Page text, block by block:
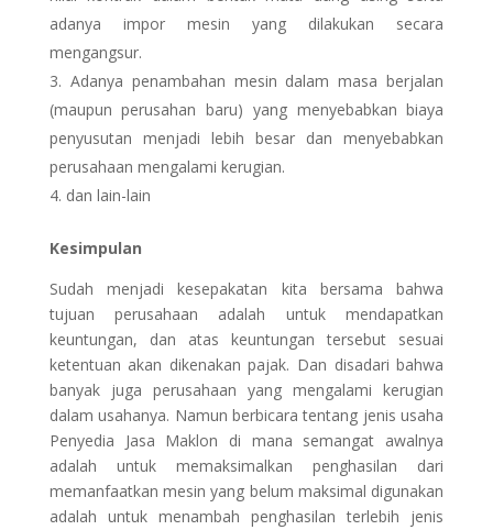
adanya impor mesin yang dilakukan secara
mengangsur.
Adanya penambahan mesin dalam masa berjalan
(maupun perusahan baru) yang menyebabkan biaya
penyusutan menjadi lebih besar dan menyebabkan
perusahaan mengalami kerugian.
dan lain-lain
Kesimpulan
Sudah menjadi kesepakatan kita bersama bahwa
tujuan perusahaan adalah untuk mendapatkan
keuntungan, dan atas keuntungan tersebut sesuai
ketentuan akan dikenakan pajak. Dan disadari bahwa
banyak juga perusahaan yang mengalami kerugian
dalam usahanya. Namun berbicara tentang jenis usaha
Penyedia Jasa Maklon di mana semangat awalnya
adalah untuk memaksimalkan penghasilan dari
memanfaatkan mesin yang belum maksimal digunakan
adalah untuk menambah penghasilan terlebih jenis